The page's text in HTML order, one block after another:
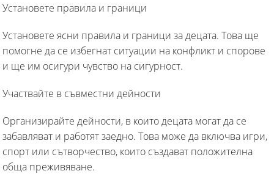
Установете правила и граници
Установете ясни правила и граници за децата. Това ще
помогне да се избегнат ситуации на конфликт и спорове
и ще им осигури чувство на сигурност.
Участвайте в съвместни дейности
Организирайте дейности, в които децата могат да се
забавляват и работят заедно. Това може да включва игри,
спорт или сътворчество, които създават положителна
обща преживяване.